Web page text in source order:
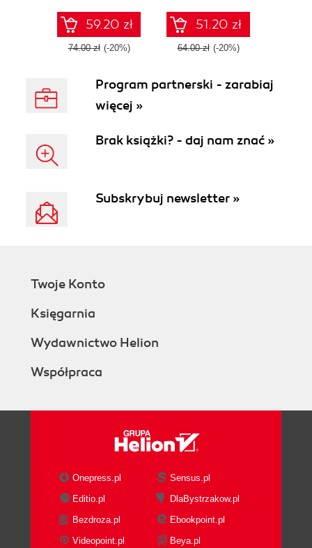
59.20 zł
74.00 zł (-20%)
51.20 zł
64.00 zł (-20%)
Program partnerski - zarabiaj
więcej »
Brak książki? - daj nam znać »
Subskrybuj newsletter »
Twoje Konto
Księgarnia
Wydawnictwo Helion
Współpraca
Onepress.pl
Sensus.pl
Editio.pl
DlaBystrzakow.pl
Bezdroza.pl
Ebookpoint.pl
Videopoint.pl
Beya.pl